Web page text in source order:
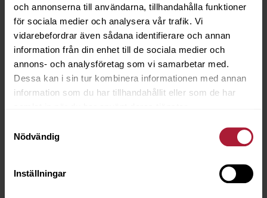
och annonserna till användarna, tillhandahålla funktioner
för sociala medier och analysera vår trafik. Vi
vidarebefordrar även sådana identifierare och annan
information från din enhet till de sociala medier och
annons- och analysföretag som vi samarbetar med.
Dessa kan i sin tur kombinera informationen med annan
information som du har tillhandahållit eller som de har
Nödvändig
Inställningar